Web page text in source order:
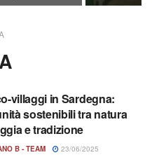
villaggi in Sardegna:
sostenibili tra natura
e tradizione
B - TEAM 23/06/2025